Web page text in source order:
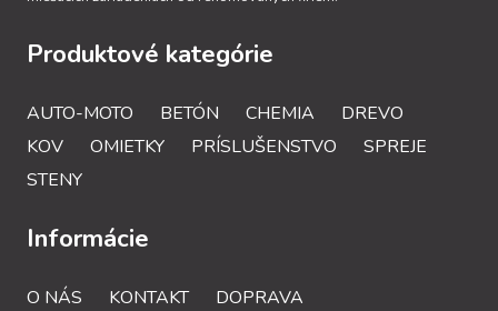
Produktové kategórie
AUTO-MOTO BETÓN CHEMIA
DREVO
KOV
OMIETKY PRÍSLUŠENSTVO
SPREJE
STENY
Informácie
O NÁS KONTAKT
DOPRAVA